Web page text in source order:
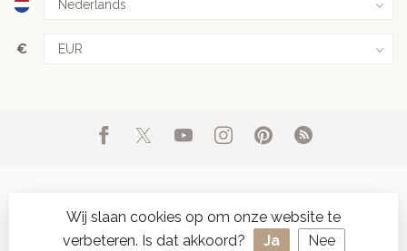
€
© Copyright 2026 d'Oude Seylmakerij- Powered by Lightspeed
Wij slaan cookies op om onze website te
verbeteren. Is dat akkoord?
Ja Nee